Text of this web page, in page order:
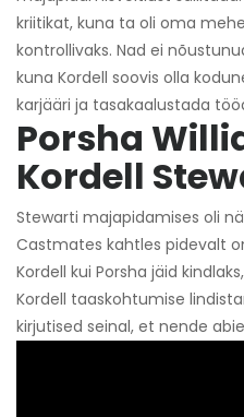
kriitikat, kuna ta oli oma
kontrollivaks. Nad ei
kuna Kordell soovis olla
karjääri ja tasakaalustada
Porsha
Kordell
Stewarti majapidamises oli
Castmates kahtles pidevalt
Kordell kui Porsha jäid
Kordell taaskohtumise
kirjutised seinal, et nende